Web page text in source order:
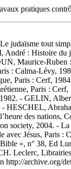
pratiques
tout
: Histoire du
Maurice-
: Calma-Lévy,
Paris : Cerf,
Paris :
- GELIN,
HESCHEL,
des nations,
society, 2004. -
avec Jésus, Paris
», n° 38, Ed
Leclerc,
archive.org/